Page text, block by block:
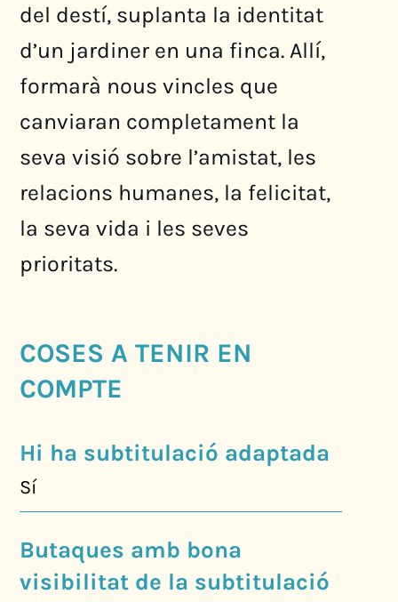
del destí, suplanta la identitat
d’un jardiner en una finca. Allí,
formarà nous vincles que
canviaran completament la
seva visió sobre l’amistat, les
relacions humanes, la felicitat,
la seva vida i les seves
prioritats.
COSES A TENIR EN
COMPTE
Hi ha subtitulació adaptada
Sí
Butaques amb bona
visibilitat de la subtitulació